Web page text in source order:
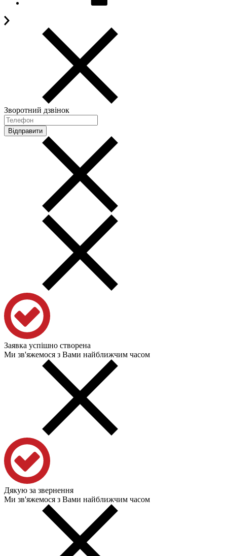
Зворотний дзвінок
Заявка успішно створена
Ми зв'яжемося з Вами найближчим часом
Дякую за звернення
Ми зв'яжемося з Вами найближчим часом